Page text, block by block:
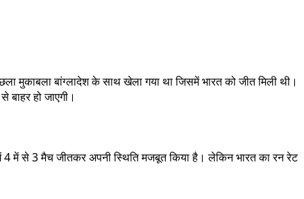
मुकाबला बांग्लादेश के साथ खेला गया था जिसमें भारत को जीत मिली थी।
हो जाएगी।
में से 3 मैच जीतकर अपनी स्थिति मजबूत किया है। लेकिन भारत का रन रेट